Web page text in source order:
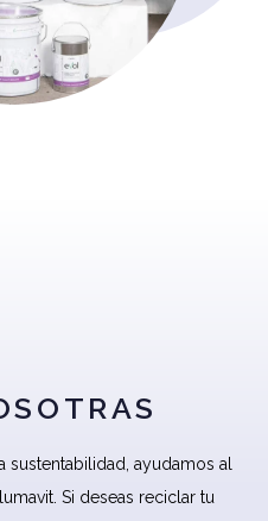
ayudamos al
Si deseas reciclar tu